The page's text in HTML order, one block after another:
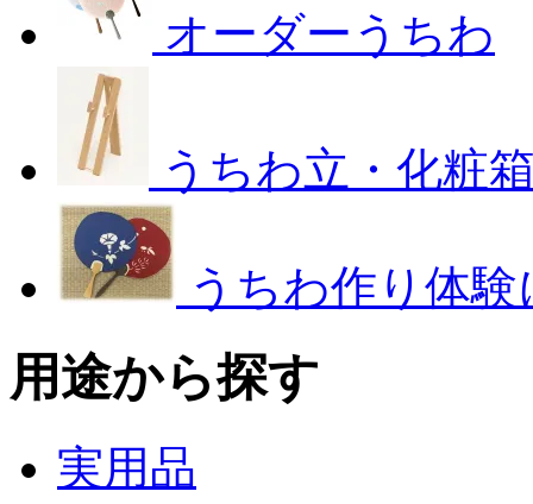
オーダーうちわ
うちわ立・化粧
うちわ作り体
用途から探す
実用品